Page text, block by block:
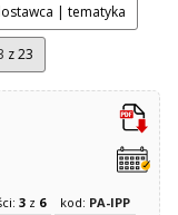
| tematyka
z 23
3z 6 kod: PA-IPP